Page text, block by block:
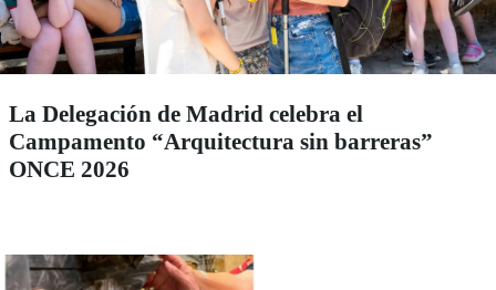
La Delegación de Madrid celebra el
Campamento “Arquitectura sin barreras”
ONCE 2026